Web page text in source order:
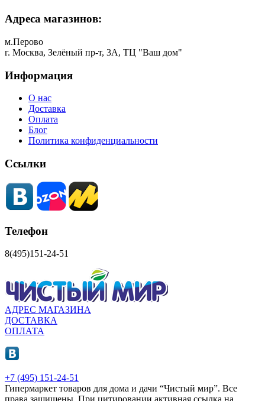
Адреса магазинов:
м.Перово
г. Москва, Зелёный пр-т, 3А, ТЦ "Ваш дом"
Информация
О нас
Доставка
Оплата
Блог
Политика конфиденциальности
Ссылки
Телефон
8(495)151-24-51
АДРЕС МАГАЗИНА
ДОСТАВКА
ОПЛАТА
+7 (495) 151-24-51
Гипермаркет товаров для дома и дачи “Чистый мир”. Все